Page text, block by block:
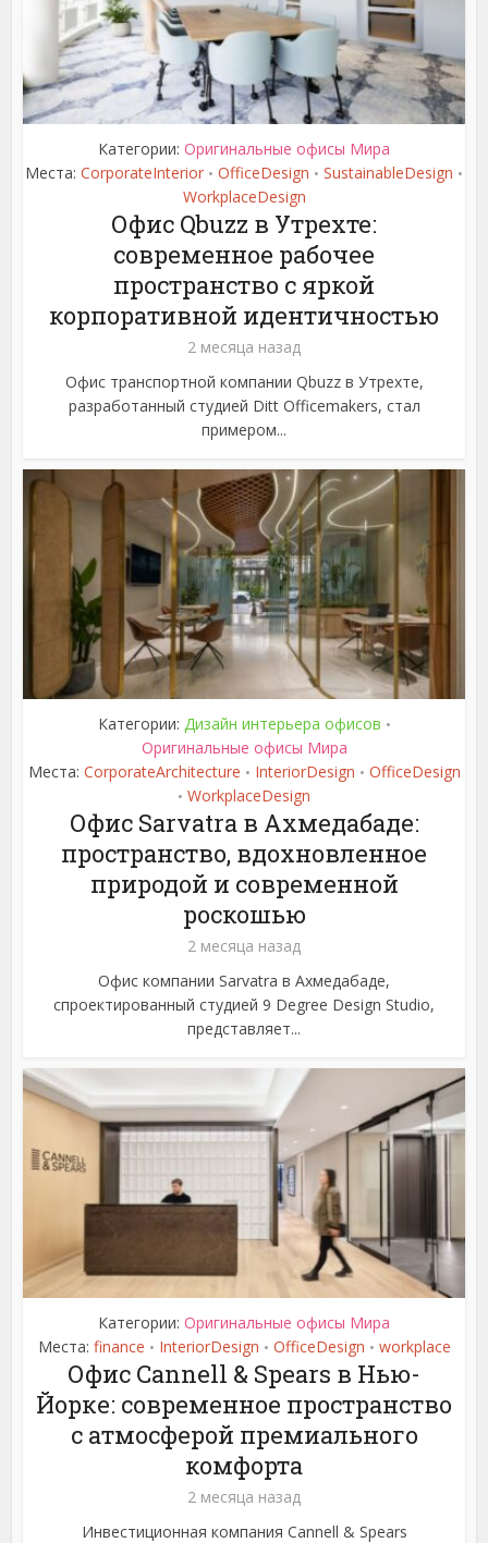
Категории: Оригинальные офисы Мира
Места: CorporateInterior • OfficeDesign • SustainableDesign •
WorkplaceDesign
Офис Qbuzz в Утрехте:
современное рабочее
пространство с яркой
корпоративной идентичностью
2 месяца назад
Офис транспортной компании Qbuzz в Утрехте,
разработанный студией Ditt Officemakers, стал
примером...
Категории: Дизайн интерьера офисов •
Оригинальные офисы Мира
Места: CorporateArchitecture • InteriorDesign • OfficeDesign
• WorkplaceDesign
Офис Sarvatra в Ахмедабаде:
пространство, вдохновленное
природой и современной
роскошью
2 месяца назад
Офис компании Sarvatra в Ахмедабаде,
спроектированный студией 9 Degree Design Studio,
представляет...
Категории: Оригинальные офисы Мира
Места: finance • InteriorDesign • OfficeDesign • workplace
Офис Cannell & Spears в Нью-
Йорке: современное пространство
с атмосферой премиального
комфорта
2 месяца назад
Инвестиционная компания Cannell & Spears